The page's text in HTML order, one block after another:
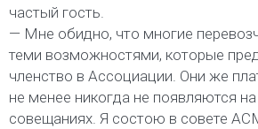
частый гость.
— Мне обидно, что многие
теми возможностями, которые
членство в Ассоциации. Они же
не менее никогда не появляются
совещаниях. Я состою в совете